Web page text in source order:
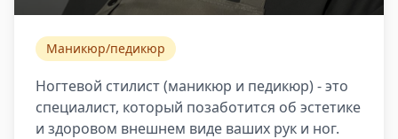
Маникюр/педикюр
Ногтевой стилист (маникюр и педикюр) - это
специалист, который позаботится об эстетике
и здоровом внешнем виде ваших рук и ног.